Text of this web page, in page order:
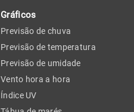
Gráficos
Previsão de chuva
Previsão de temperatura
Previsão de umidade
Vento hora a hora
Índice UV